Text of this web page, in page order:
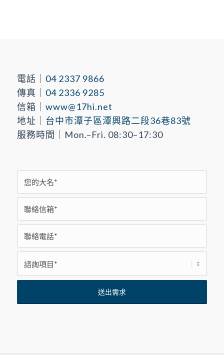
電話｜ 04 2337 9866
傳真｜ 04 2336 9285
信箱｜ www@17hi.net
地址｜
台中市潭子區潭興路二段36巷83號
服務時間｜Mon.–Fri. 08:30–17:30